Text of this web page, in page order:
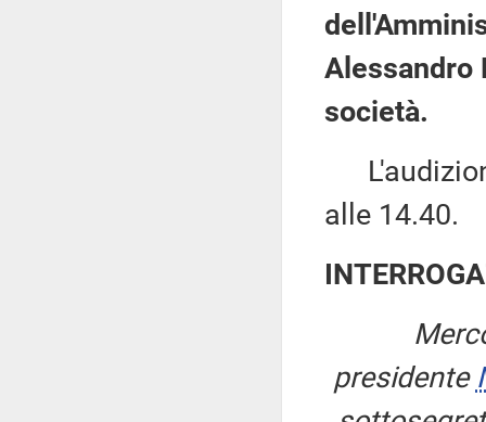
Alessandro
società.
alle 14.40.
presidente